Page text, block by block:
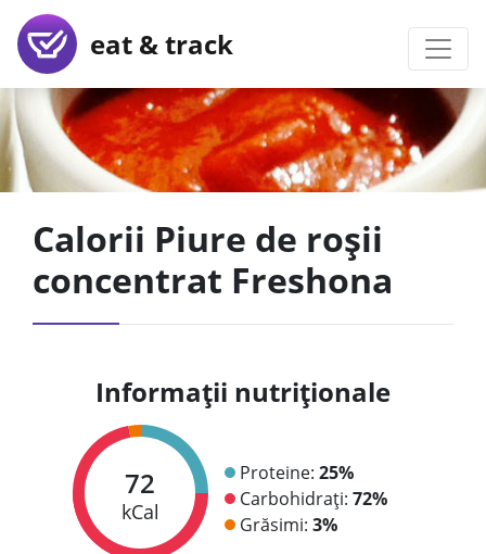
eat & track
Calorii Piure de roșii
concentrat Freshona
Informații nutriționale
72
kCal
Proteine: 25%
Carbohidrați: 72%
Grăsimi: 3%